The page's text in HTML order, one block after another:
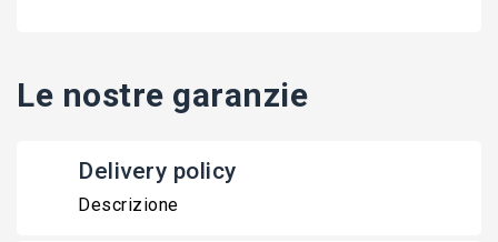
Le nostre garanzie
Delivery policy
Descrizione